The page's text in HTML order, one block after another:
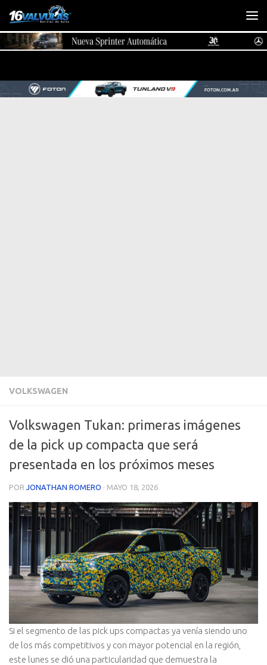
Saltar al contenido
VOLKSWAGEN
Volkswagen Tukan: primeras imágenes
de la pick up compacta que será
presentada en los próximos meses
POR JONATHAN ROMERO · MAYO 18, 2026
Si el segmento de las pick ups compactas ya venía siendo uno
de los más competitivos y con mayor potencial en la región,
este lunes se dió una particularidad que demuestra la